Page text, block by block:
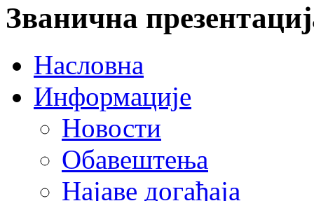
Званична
Насловна
Информације
Новости
Обавештења
Најаве догађаја